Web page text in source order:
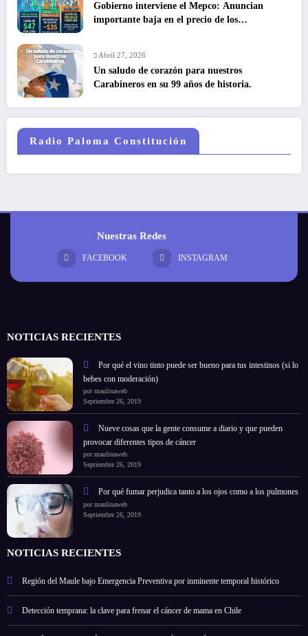
Gobierno interviene el Mepco: Anuncian
importante baja en el precio de los
Abril 27, 2026
Un saludo de corazón para nuestros
Carabineros en su 99 años de historia.
Radio Paloma Constitución
Nuestras Redes
FACEBOOK INSTAGRAM
NOTICIAS RECIENTES
Por qué el vino tinto puede ser bueno para tus intestinos (si lo
bebes con moderación)
por maulinaweb
Septiembre 26, 2019
Nueve cosas que la gente consume a diario y que pueden
provocar diferentes tipos de cáncer
por maulinaweb
Septiembre 26, 2019
Por qué fumar perjudica tanto a los ojos como a los pulmones
por maulinaweb
Septiembre 26, 2019
NOTICIAS RECIENTES
Región del Maule bajo Emergencia Preventiva por inminente temporal histórico
Detección temprana: la clave para frenar el cáncer de mama en Chile